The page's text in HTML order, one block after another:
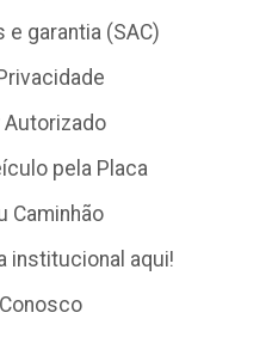
garantia (SAC)
pela Placa
Caminhão
institucional aqui!